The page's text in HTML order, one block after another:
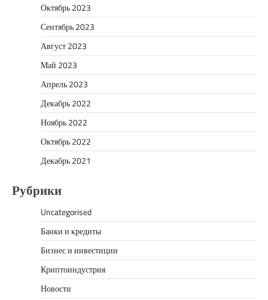
Октябрь 2023
Сентябрь 2023
Август 2023
Май 2023
Апрель 2023
Декабрь 2022
Ноябрь 2022
Октябрь 2022
Декабрь 2021
Рубрики
Uncategorised
Банки и кредиты
Бизнес и инвестиции
Криптоиндустрия
Новости